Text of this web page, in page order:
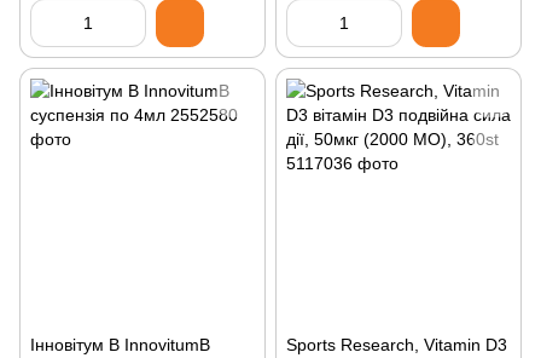
Інновітум В InnovitumB
Sports Research, Vitamin D3